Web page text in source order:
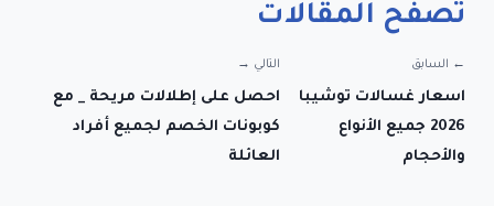
تصفّح المقالات
← السابق
اسعار غسالات توشيبا
2026 جميع الأنواع
والأحجام
التالي →
احصل على إطلالات مريحة _ مع
كوبونات الخصم لجميع أفراد
العائلة